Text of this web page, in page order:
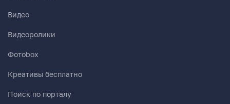
Видео
Видеоролики
Фотоbox
Креативы бесплатно
Поиск по порталу